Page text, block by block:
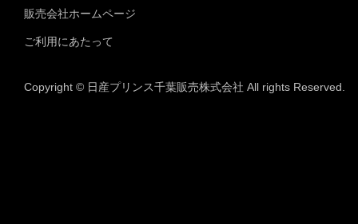
販売会社ホームページ
ご利用にあたって
Copyright © 日産プリンス千葉販売株式会社 All rights Reserved.